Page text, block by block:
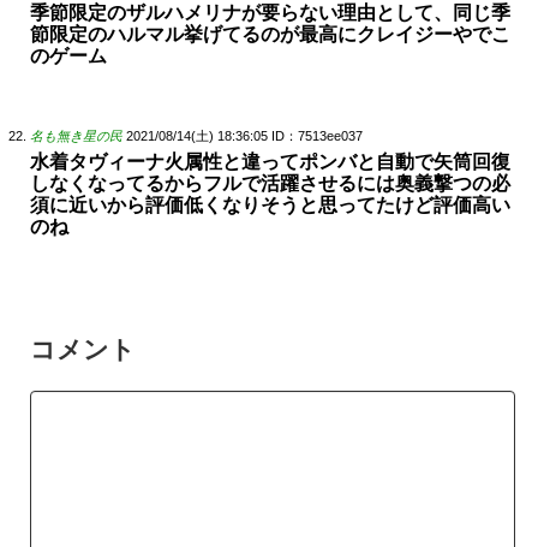
季節限定のザルハメリナが要らない理由として、同じ季
節限定のハルマル挙げてるのが最高にクレイジーやでこ
のゲーム
名も無き星の民 2021/08/14(土) 18:36:05 ID：7513ee037
水着タヴィーナ火属性と違ってポンバと自動で矢筒回復
しなくなってるからフルで活躍させるには奥義撃つの必
須に近いから評価低くなりそうと思ってたけど評価高い
のね
コメント